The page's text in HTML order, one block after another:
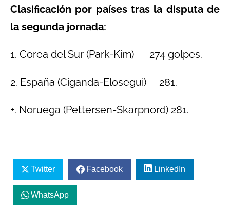
Clasificación por países tras la disputa de
la segunda jornada:
1. Corea del Sur (Park-Kim) 274 golpes.
2. España (Ciganda-Elosegui) 281.
+. Noruega (Pettersen-Skarpnord) 281.
Twitter Facebook LinkedIn
WhatsApp